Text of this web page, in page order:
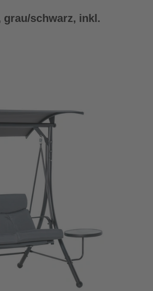
grau/schwarz, inkl.